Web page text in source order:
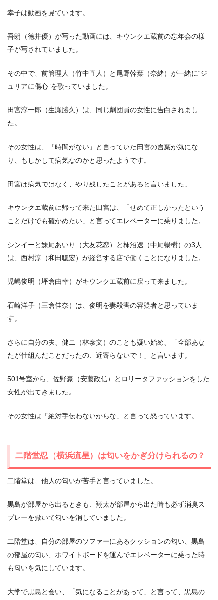
幸子は動画を見ています。
吾朗（徳井優）が写った動画には、キウンクエ蔵前の忘年会の様
子が写されていました。
その中で、前管理人（竹中直人）と尾野幹葉（奈緒）が一緒に“ジ
ュリアに傷心”を歌っていました。
田宮淳一郎（生瀬勝久）は、同じ劇団員の女性に告白されまし
た。
その女性は、「時間がない」と言っていた田宮の言葉が気にな
り、もしかして病気なのかと思ったようです。
田宮は病気ではなく、やり残したことがあると言いました。
キウンクエ蔵前に帰って来た田宮は、「せめて正しかったという
ことだけでも確かめたい」と言ってエレベーターに乗りました。
シンイーと妹尾あいり（大友花恋）と柿沼遼（中尾暢樹）の3人
は、西村淳（和田聰宏）が経営する店で働くことになりました。
児嶋俊明（坪倉由幸）がキウンクエ蔵前に戻って来ました。
石崎洋子（三倉佳奈）は、俊明を妻殺害の容疑者と思っていま
す。
さらに自分の夫、健二（林泰文）のことも疑い始め、「全部あな
たが仕組んだことだったの、近寄らないで！」と言います。
501号室から、佐野豪（安藤政信）とロリータファッションをした
女性が出てきました。
その女性は「絶対手伝わないからな」と言って怒っています。
二階堂忍（横浜流星）は匂いをかぎ分けられるの？
二階堂は、他人の匂いが苦手と言っていました。
黒島が部屋から出るときも、翔太が部屋から出た時も必ず消臭ス
プレーを撒いて匂いを消していました。
二階堂は、自分の部屋のソファーにあるクッションの匂い、黒島
の部屋の匂い、ホワイトボードを運んでエレベーターに乗った時
も匂いを気にしています。
大学で黒島と会い、「気になることがあって」と言って、黒島の